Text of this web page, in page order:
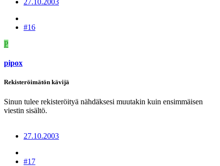
27.10.2003
#16
P
pipox
Rekisteröimätön kävijä
Sinun tulee rekisteröityä nähdäksesi muutakin kuin ensimmäisen
viestin sisältö.
27.10.2003
#17